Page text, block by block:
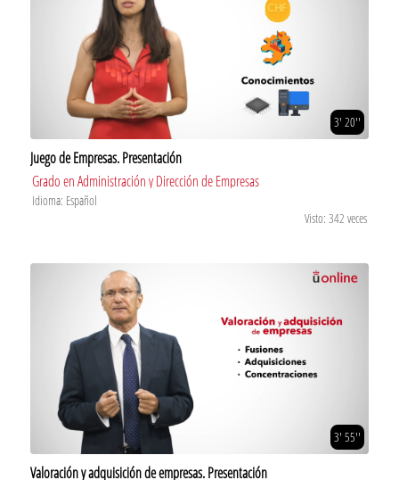
3' 20''
Juego de Empresas. Presentación
Grado en Administración y Dirección de Empresas
Idioma: Español
Visto: 342 veces
3' 55''
Valoración y adquisición de empresas. Presentación